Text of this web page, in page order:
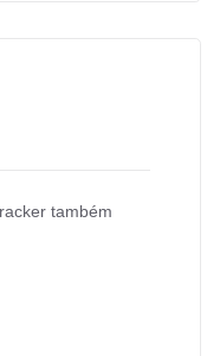
também